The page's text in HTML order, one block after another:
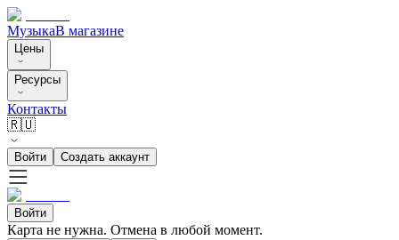
МузыкаВ магазине
Цены
Ресурсы
Контакты
🇷🇺
Войти Создать аккаунт
Войти
Карта не нужна. Отмена в любой момент.